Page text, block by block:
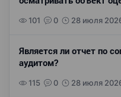
101 0 28 июля
Является ли отчет по
аудитом?
115 0 28 июля